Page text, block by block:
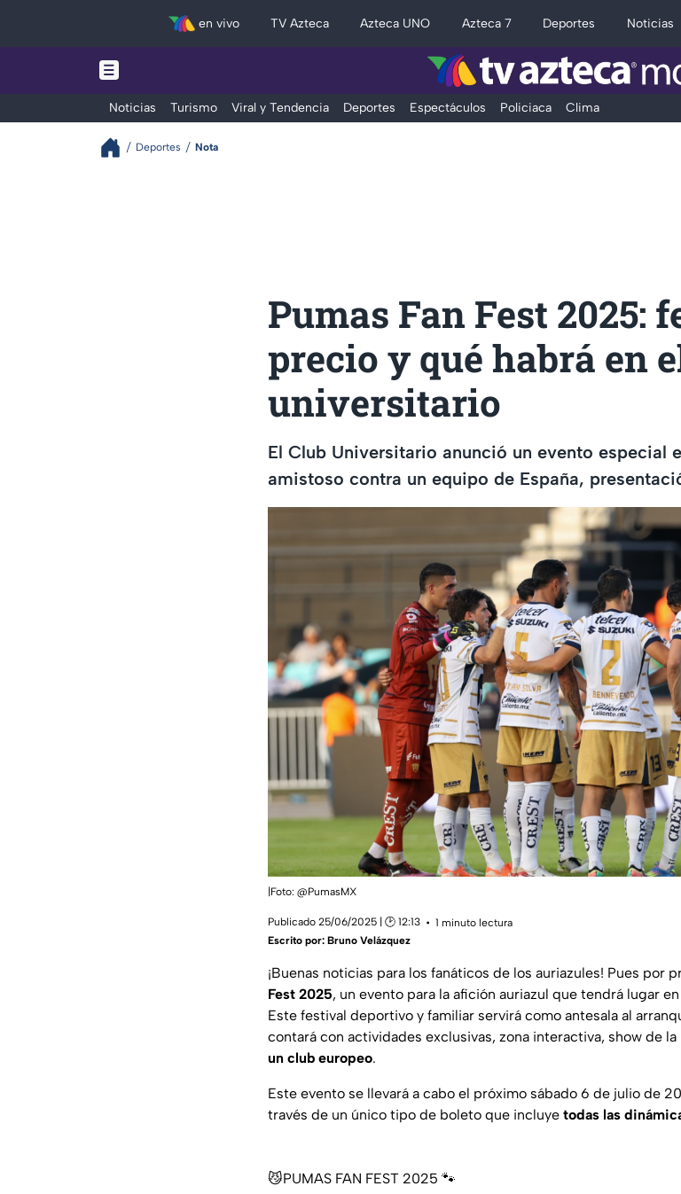
en vivo TV Azteca Azteca UNO Azteca 7 Deportes Noticias
Noticias Turismo Viral y Tendencia Deportes Espectáculos Policiaca Clima
Deportes Nota
Pumas Fan Fest 2025:
precio y qué habrá en
universitario
El Club Universitario anunció un evento especial
amistoso contra un equipo de España,
|Foto: @PumasMX
Publicado 25/06/2025 | 🕑 12:13
1 minuto lectura
Escrito por: Bruno Velázquez
¡Buenas noticias para los fanáticos de los auriazules! Pues por
Fest 2025, un evento para la afición auriazul que tendrá lugar
Este festival deportivo y familiar servirá como antesala al
contará con actividades exclusivas, zona interactiva, show de la
un club europeo.
Este evento se llevará a cabo el próximo sábado 6 de julio de
través de un único tipo de boleto que incluye todas las
😼PUMAS FAN FEST 2025 🐾